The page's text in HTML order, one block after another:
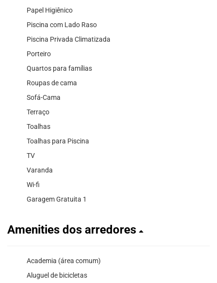
Papel Higiênico
Piscina com Lado Raso
Piscina Privada Climatizada
Porteiro
Quartos para famílias
Roupas de cama
Sofá-Cama
Terraço
Toalhas
Toalhas para Piscina
TV
Varanda
Wi-fi
Garagem Gratuita 1
Amenities dos arredores
Academia (área comum)
Aluguel de bicicletas